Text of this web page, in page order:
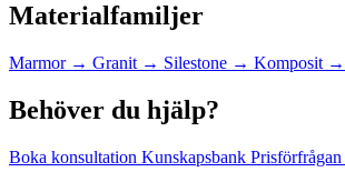
Materialfamiljer
Marmor → Granit → Silestone → Komposit →
Behöver du hjälp?
Boka konsultation Kunskapsbank Prisförfrågan